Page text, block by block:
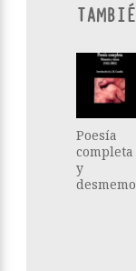
Poesía
completa
y